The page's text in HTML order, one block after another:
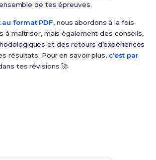
de tes épreuves.
au format PDF, nous abordons à la fois
à maîtriser, mais également des conseils,
et des retours d’expériences
résultats. Pour en savoir plus, c’est par
tes révisions 🚀